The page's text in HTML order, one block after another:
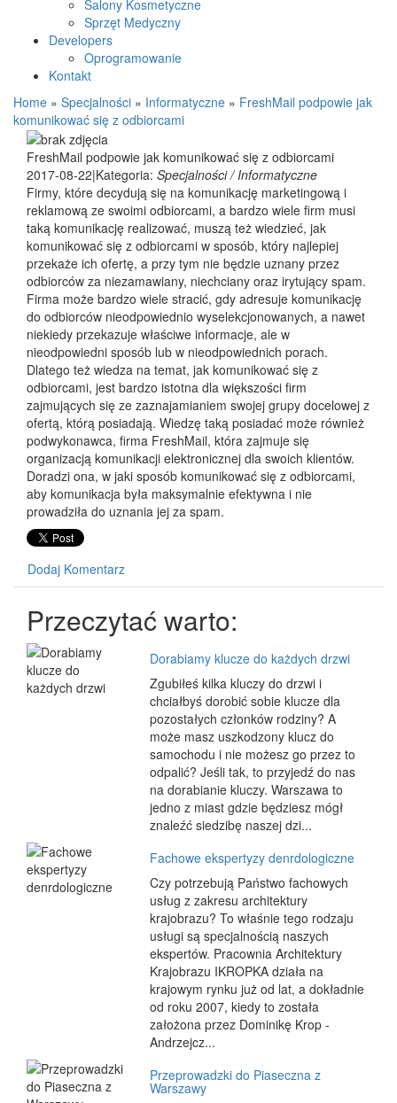
Salony Kosmetyczne
Sprzęt Medyczny
Developers
Oprogramowanie
Kontakt
Home » Specjalności » Informatyczne » FreshMail podpowie jak
komunikować się z odbiorcami
FreshMail podpowie jak komunikować się z odbiorcami
2017-08-22|Kategoria: Specjalności / Informatyczne
Firmy, które decydują się na komunikację marketingową i
reklamową ze swoimi odbiorcami, a bardzo wiele firm musi
taką komunikację realizować, muszą też wiedzieć, jak
komunikować się z odbiorcami w sposób, który najlepiej
przekaże ich ofertę, a przy tym nie będzie uznany przez
odbiorców za niezamawiany, niechciany oraz irytujący spam.
Firma może bardzo wiele stracić, gdy adresuje komunikację
do odbiorców nieodpowiednio wyselekcjonowanych, a nawet
niekiedy przekazuje właściwe informacje, ale w
nieodpowiedni sposób lub w nieodpowiednich porach.
Dlatego też wiedza na temat, jak komunikować się z
odbiorcami, jest bardzo istotna dla większości firm
zajmujących się ze zaznajamianiem swojej grupy docelowej z
ofertą, którą posiadają. Wiedzę taką posiadać może również
podwykonawca, firma FreshMail, która zajmuje się
organizacją komunikacji elektronicznej dla swoich klientów.
Doradzi ona, w jaki sposób komunikować się z odbiorcami,
aby komunikacja była maksymalnie efektywna i nie
prowadziła do uznania jej za spam.
Dodaj Komentarz
Przeczytać warto:
Dorabiamy klucze do każdych drzwi
Zgubiłeś kilka kluczy do drzwi i
chciałbyś dorobić sobie klucze dla
pozostałych członków rodziny? A
może masz uszkodzony klucz do
samochodu i nie możesz go przez to
odpalić? Jeśli tak, to przyjedź do nas
na dorabianie kluczy. Warszawa to
jedno z miast gdzie będziesz mógł
znaleźć siedzibę naszej dzi...
Fachowe ekspertyzy denrdologiczne
Czy potrzebują Państwo fachowych
usług z zakresu architektury
krajobrazu? To właśnie tego rodzaju
usługi są specjalnością naszych
ekspertów. Pracownia Architektury
Krajobrazu IKROPKA działa na
krajowym rynku już od lat, a dokładnie
od roku 2007, kiedy to została
założona przez Dominikę Krop -
Andrzejcz...
Przeprowadzki do Piaseczna z
Warszawy